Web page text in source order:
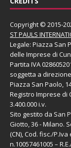
Copyright © 2015-
ST PAULS
Legale: Piazza San
delle Imprese di
Partita IVA
soggetta a
Piazza San Paolo,
Registro Imprese di
3.400.000 i.v.
Sito gestito da San
Giotto, 36 - Milano.
(CN), Cod. fisc./
n.10057461005 –